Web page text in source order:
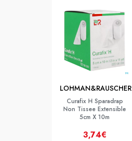
LOHMAN&RAUSCHER
Curafix H Sparadrap
Non Tissee Extensible
5cm X 10m
3,74€